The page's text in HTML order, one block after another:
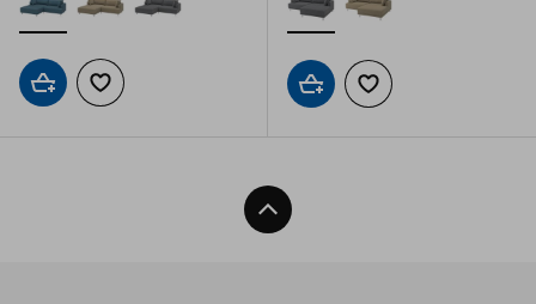
Προσθήκη στο καλάθι
Προσθήκη στα αγαπημένα Προσθήκη στο καλάθι
Προσθήκη στα
Back To Top